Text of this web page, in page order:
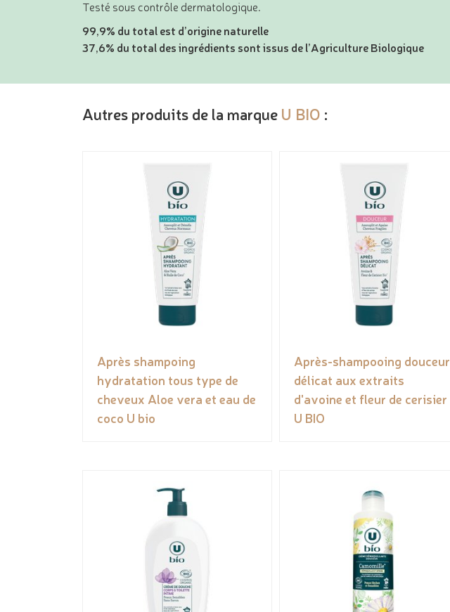
Testé sous contrôle dermatologique.
99,9% du total est d’origine naturelle
37,6% du total des ingrédients sont issus de l’Agriculture Biologique
Autres produits de la marque U BIO :
Après shampoing
hydratation tous type de
cheveux Aloe vera et eau de
coco U bio
Après-shampooing douceur
délicat aux extraits
d'avoine et fleur de cerisier
U BIO